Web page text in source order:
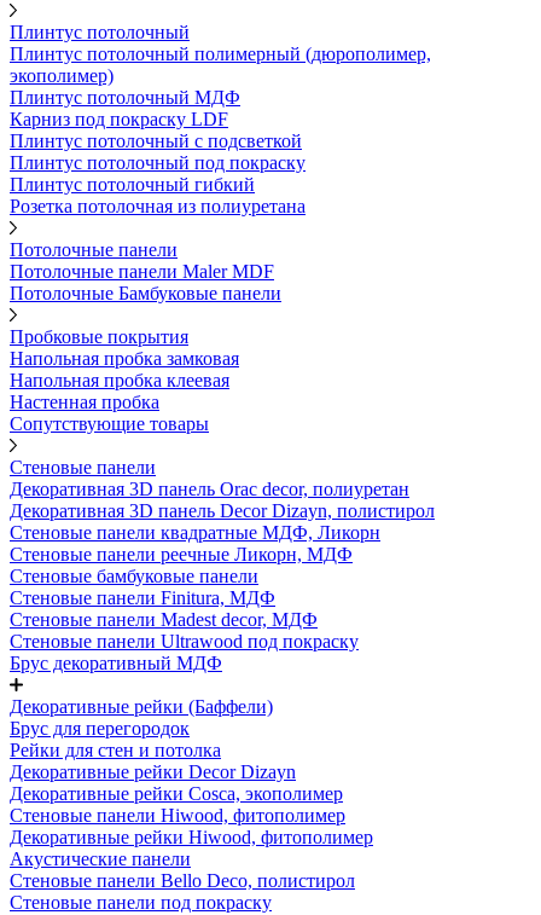
Плинтус потолочный
Плинтус потолочный полимерный (дюрополимер,
экополимер)
Плинтус потолочный МДФ
Карниз под покраску LDF
Плинтус потолочный с подсветкой
Плинтус потолочный под покраску
Плинтус потолочный гибкий
Розетка потолочная из полиуретана
Потолочные панели
Потолочные панели Maler MDF
Потолочные Бамбуковые панели
Пробковые покрытия
Напольная пробка замковая
Напольная пробка клеевая
Настенная пробка
Сопутствующие товары
Стеновые панели
Декоративная 3D панель Orac decor, полиуретан
Декоративная 3D панель Decor Dizayn, полистирол
Стеновые панели квадратные МДФ, Ликорн
Стеновые панели реечные Ликорн, МДФ
Стеновые бамбуковые панели
Стеновые панели Finitura, МДФ
Стеновые панели Madest decor, МДФ
Стеновые панели Ultrawood под покраску
Брус декоративный МДФ
Декоративные рейки (Баффели)
Брус для перегородок
Рейки для стен и потолка
Декоративные рейки Decor Dizayn
Декоративные рейки Cosca, экополимер
Стеновые панели Hiwood, фитополимер
Декоративные рейки Hiwood, фитополимер
Акустические панели
Стеновые панели Bello Deco, полистирол
Стеновые панели под покраску